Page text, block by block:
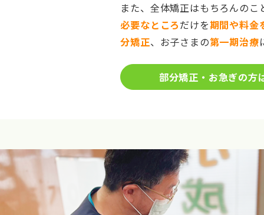
また、全体矯正はもちろんのこ
必要なところだけを期間や料金
分矯正、お子さまの第一期治療
部分矯正・お急ぎの方